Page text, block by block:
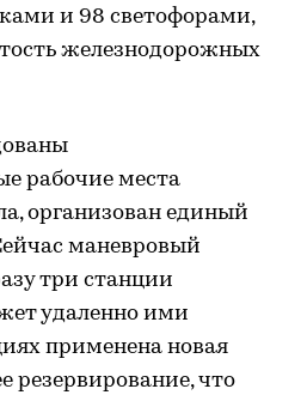
и 98 светофорами,
железнодорожных
рабочие места
организован единый
маневровый
три станции
удаленно ими
применена новая
резервирование, что